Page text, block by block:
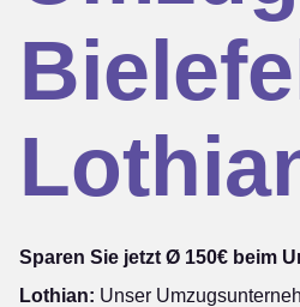
Sparen Sie jetzt Ø 150€ beim
Lothian: Unser